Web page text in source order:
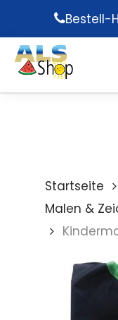
main
content
Bestell-
Startseite
Malen &